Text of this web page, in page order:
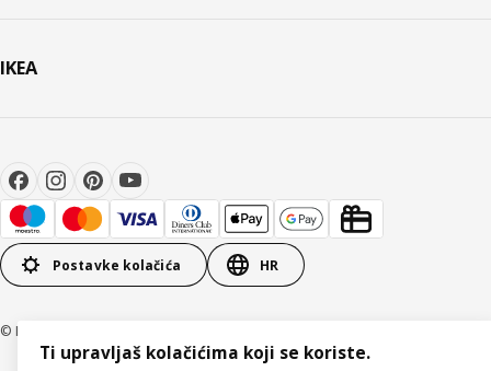
IKEA
Postavke kolačića HR
© Inter IKEA Systems B.V 1999-2026
Ti upravljaš kolačićima koji se koriste.